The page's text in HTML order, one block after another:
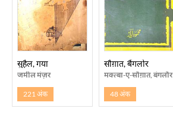
सुहैल, गया
जमील मंज़र
221 अंक
सौग़ात, बैंगलोर
मक्त्बा-ए-सौग़ात, बंगलौर
48 अंक